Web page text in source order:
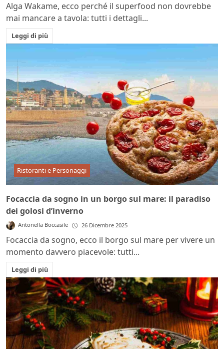
Alga Wakame, ecco perché il superfood non dovrebbe
mai mancare a tavola: tutti i dettagli...
Leggi di più
Ristoranti e Personaggi
Focaccia da sogno in un borgo sul mare: il paradiso
dei golosi d’inverno
Antonella Boccasile 26 Dicembre 2025
Focaccia da sogno, ecco il borgo sul mare per vivere un
momento davvero piacevole: tutti...
Leggi di più